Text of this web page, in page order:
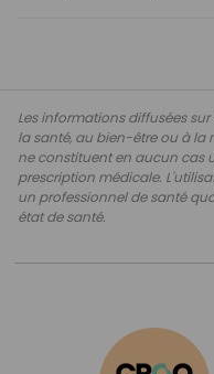
Les informations diffusées
la santé, au bien-être ou à la
ne constituent en aucun cas
prescription médicale.
un professionnel de santé
état de santé.